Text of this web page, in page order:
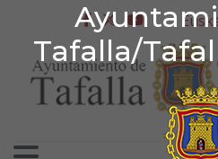
Tafalla/
Ir al contenidofacebook
twitter
youtube